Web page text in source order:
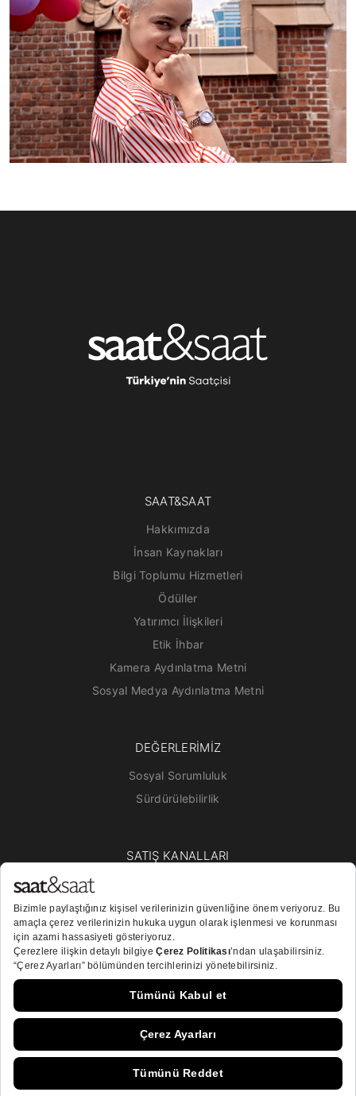
SAAT&SAAT
Hakkımızda
İnsan Kaynakları
Bilgi Toplumu Hizmetleri
Ödüller
Yatırımcı İlişkileri
Etik İhbar
Kamera Aydınlatma Metni
Sosyal Medya Aydınlatma Metni
DEĞERLERİMİZ
Sosyal Sorumluluk
Sürdürülebilirlik
SATIŞ KANALLARI
Online Satış
Bayiler
© 2026Saat&Saat Tüm Hakları Saklıdır